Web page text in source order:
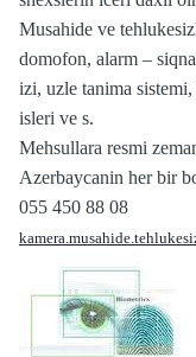
Musahide ve
domofon, alarm –
izi, uzle tanima
isleri ve s.
Mehsullara resmi
Azerbaycanin her bir
055 450 88 08